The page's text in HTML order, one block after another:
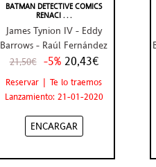
BATMAN DETECTIVE COMICS
RENACI . . .
James Tynion IV - Eddy
Barrows - Raúl Fernández
21,50€ -5% 20,43€
Reservar | Te lo traemos
Lanzamiento: 21-01-2020
ENCARGAR